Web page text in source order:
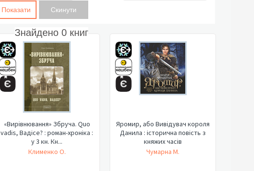
Показати
Знайдено 0 книг
«Вирівнювання» Збруча. Quo
vadis, Вадісе? : роман-хроніка :
у 3 кн. Кн...
Клименко О.
Яромир, або Вивідувач короля
Данила : історична повість з
княжих часів
Чумарна М.